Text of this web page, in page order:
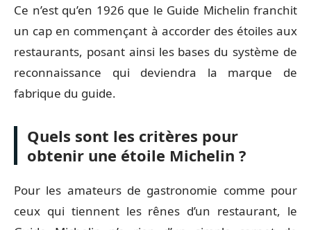
Ce n’est qu’en 1926 que le Guide Michelin franchit
un cap en commençant à accorder des étoiles aux
restaurants, posant ainsi les bases du système de
reconnaissance qui deviendra la marque de
fabrique du guide.
Quels sont les critères pour
obtenir une étoile Michelin ?
Pour les amateurs de gastronomie comme pour
ceux qui tiennent les rênes d’un restaurant, le